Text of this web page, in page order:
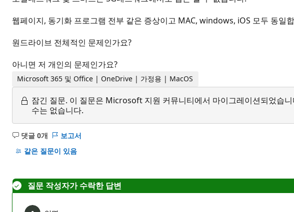
웹페이지, 동기화 프로그램 전부 같은 증상이고 MAC, windows, iOS 모두 동일
원드라이브 전체적인 문제인가요?
아니면 저 개인의 문제인가요?
Microsoft 365 및 Office | OneDrive | 가정용 | MacOS
잠긴 질문. 이 질문은 Microsoft 지원 커뮤니티에서 마이그레이션되었습
수는 없습니다.
댓글 0개
설
명
보고서
같은 질문이 있음
질문 작성자가 수락한 답변